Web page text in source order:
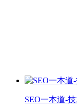
SEO一本道-